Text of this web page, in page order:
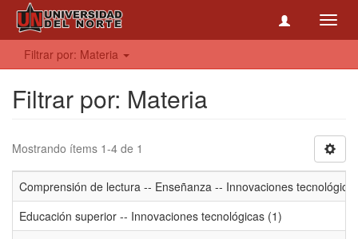
Filtrar por: Materia
Filtrar por: Materia
Mostrando ítems 1-4 de 1
Comprensión de lectura -- Enseñanza -- Innovaciones
Educación superior -- Innovaciones tecnológicas (1)